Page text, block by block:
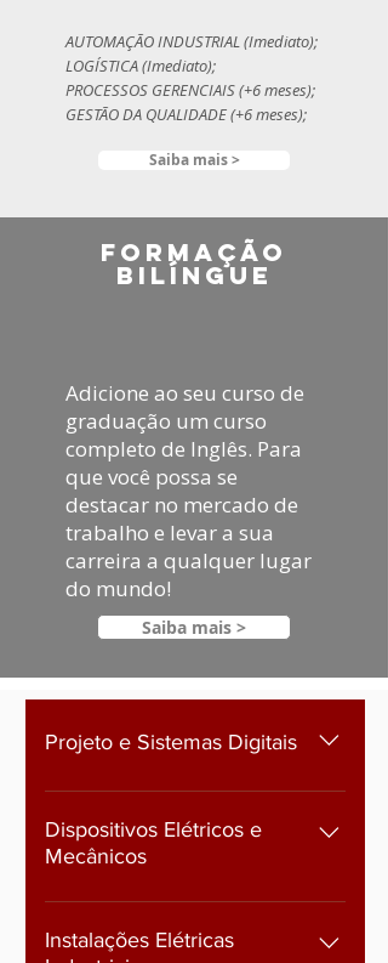
AUTOMAÇÃO INDUSTRIAL (Imediato);
LOGÍSTICA (Imediato);
PROCESSOS GERENCIAIS (+6 meses);
GESTÃO DA QUALIDADE (+6 meses);
Saiba mais >
Formação
Bilíngue
Adicione ao seu curso de
graduação um curso
completo de Inglês. Para
que você possa se
destacar no mercado de
trabalho e levar a sua
carreira a qualquer lugar
do mundo!
Saiba mais >
Projeto e Sistemas Digitais
Desenho Técnico Sistemas Digitais
Dispositivos Elétricos e
Mecânicos
Circuitos Elétricos Dispositivos
Semicondutores Mecânica dos
Instalações Elétricas